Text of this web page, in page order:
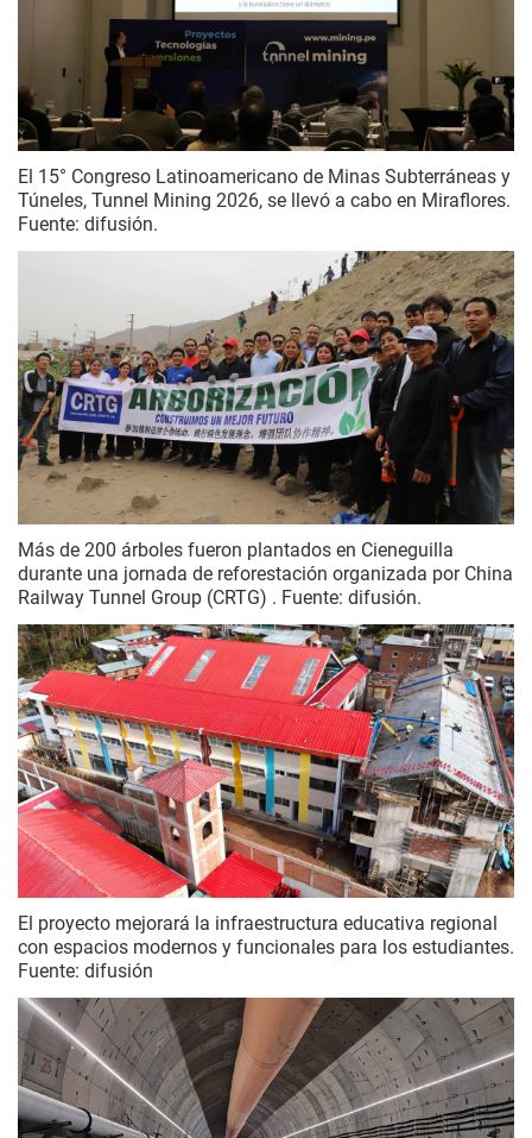
El 15° Congreso Latinoamericano de Minas Subterráneas y
Túneles, Tunnel Mining 2026, se llevó a cabo en Miraflores.
Fuente: difusión.
Más de 200 árboles fueron plantados en Cieneguilla
durante una jornada de reforestación organizada por China
Railway Tunnel Group (CRTG) . Fuente: difusión.
El proyecto mejorará la infraestructura educativa regional
con espacios modernos y funcionales para los estudiantes.
Fuente: difusión